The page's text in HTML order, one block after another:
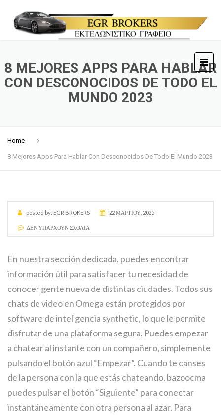
8 MEJORES APPS PARA HABLAR
CON DESCONOCIDOS DE TODO EL
MUNDO 2023
Home
8 Mejores Apps Para Hablar Con Desconocidos De Todo El Mundo 2023
posted by: EGR BROKERS 22 ΜΑΡΤΊΟΥ, 2025
ΔΕΝ ΥΠΆΡΧΟΥΝ ΣΧΌΛΙΑ
En nuestra sección dedicada, puedes encontrar
información útil para satisfacer tu necesidad de
conocer gente nueva de distintas ciudades. Todos sus
chats de video en Omega están protegidos por
software de inteligencia synthetic, lo que le permite
disfrutar de una plataforma segura. Puedes empezar
a chatear al instante con un compañero, simplemente
pulsando el botón azul “Empezar”. Cuando te canses
de la persona con la que estás chateando, bazoocma
puedes pulsar el botón “Siguiente” para conectar
instantáneamente con otra persona al azar. Para